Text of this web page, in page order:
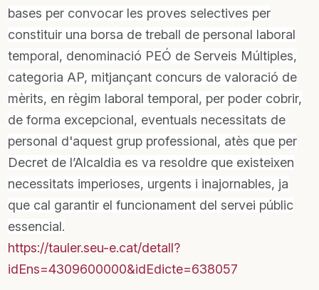
bases per convocar les proves selectives per
constituir una borsa de treball de personal laboral
temporal, denominació PEÓ de Serveis Múltiples,
categoria AP, mitjançant concurs de valoració de
mèrits, en règim laboral temporal, per poder cobrir,
de forma excepcional, eventuals necessitats de
personal d'aquest grup professional, atès que per
Decret de l’Alcaldia es va resoldre que existeixen
necessitats imperioses, urgents i inajornables, ja
que cal garantir el funcionament del servei públic
essencial.
https://tauler.seu-e.cat/detall?
idEns=4309600000&idEdicte=638057